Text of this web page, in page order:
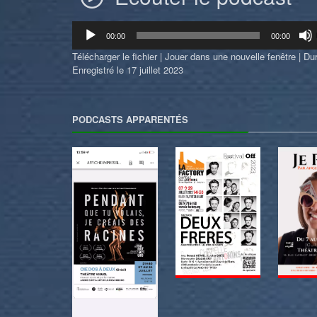
Lecteur
audio
00:00 00:00
Télécharger le fichier| Jouer dans une nouvelle fenêtre |
Enregistré le 17 juillet 2023
PODCASTS APPARENTÉS